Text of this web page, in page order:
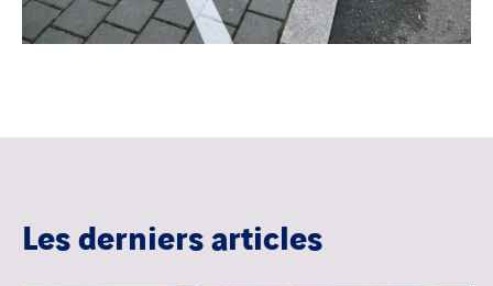
Les derniers articles